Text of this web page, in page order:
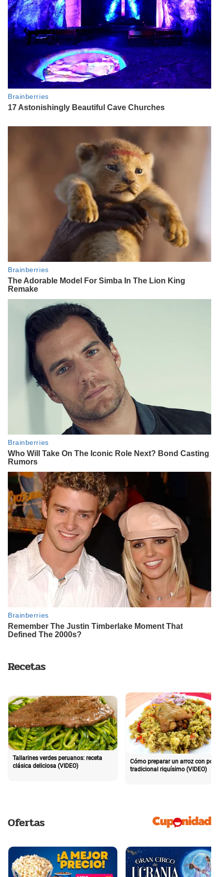
Recetas
Tallarines verdes peruanos: receta
clásica deliciosa (VIDEO)
Cómo preparar un arroz con pollo
tradicional riquísimo (VIDEO)
Ofertas